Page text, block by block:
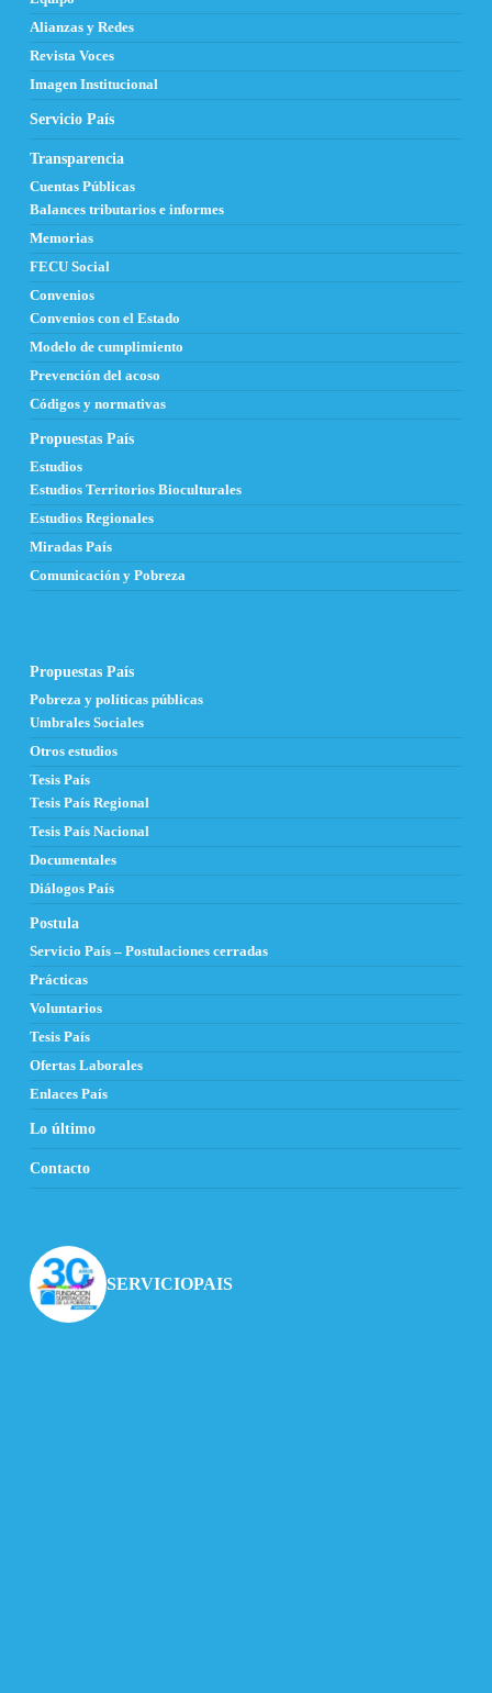
Alianzas y Redes
Revista Voces
Imagen Institucional
Servicio País
Transparencia
Cuentas Públicas
Balances tributarios e informes
Memorias
FECU Social
Convenios
Convenios con el Estado
Modelo de cumplimiento
Prevención del acoso
Códigos y normativas
Propuestas País
Estudios
Estudios Territorios Bioculturales
Estudios Regionales
Miradas País
Comunicación y Pobreza
Propuestas País
Pobreza y políticas públicas
Umbrales Sociales
Otros estudios
Tesis País
Tesis País Regional
Tesis País Nacional
Documentales
Diálogos País
Postula
Servicio País – Postulaciones cerradas
Prácticas
Voluntarios
Tesis País
Ofertas Laborales
Enlaces País
Lo último
Contacto
SERVICIOPAIS